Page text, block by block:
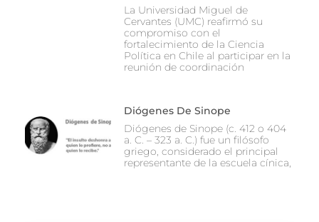
La Universidad Miguel de
Cervantes (UMC) reafirmó su
compromiso con el
fortalecimiento de la Ciencia
Política en Chile al participar en la
reunión de coordinación
Diógenes De Sinope
Diógenes de Sinope (c. 412 o 404
a. C. – 323 a. C.) fue un filósofo
griego, considerado el principal
representante de la escuela cínica,